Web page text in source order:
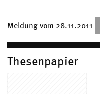
Meldung vom 28.11.2011
Thesenpapier